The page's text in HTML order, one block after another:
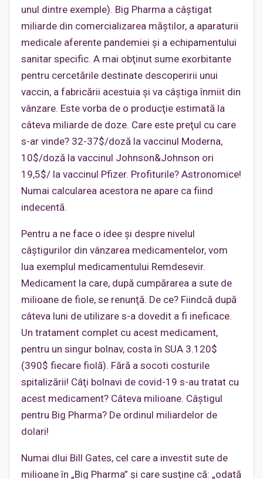
unul dintre exemple). Big Pharma a câştigat
miliarde din comercializarea măştilor, a aparaturii
medicale aferente pandemiei şi a echipamentului
sanitar specific. A mai obţinut sume exorbitante
pentru cercetările destinate descoperirii unui
vaccin, a fabricării acestuia şi va câştiga înmiit din
vânzare. Este vorba de o producţie estimată la
câteva miliarde de doze. Care este preţul cu care
s-ar vinde? 32-37$/doză la vaccinul Moderna,
10$/doză la vaccinul Johnson&Johnson ori
19,5$/ la vaccinul Pfizer. Profiturile? Astronomice!
Numai calcularea acestora ne apare ca fiind
indecentă.
Pentru a ne face o idee şi despre nivelul
câştigurilor din vânzarea medicamentelor, vom
lua exemplul medicamentului Remdesevir.
Medicament la care, după cumpărarea a sute de
milioane de fiole, se renunţă. De ce? Fiindcă după
câteva luni de utilizare s-a dovedit a fi ineficace.
Un tratament complet cu acest medicament,
pentru un singur bolnav, costa în SUA 3.120$
(390$ fiecare fiolă). Fără a socoti costurile
spitalizării! Câţi bolnavi de covid-19 s-au tratat cu
acest medicament? Câteva milioane. Câştigul
pentru Big Pharma? De ordinul miliardelor de
dolari!
Numai dlui Bill Gates, cel care a investit sute de
milioane în „Big Pharma” şi care susţine că: „odată